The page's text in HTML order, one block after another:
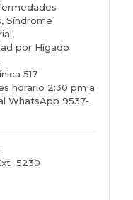
Síndrome
por Hígado
517
horario 2:30 pm a
WhatsApp 9537-
5230